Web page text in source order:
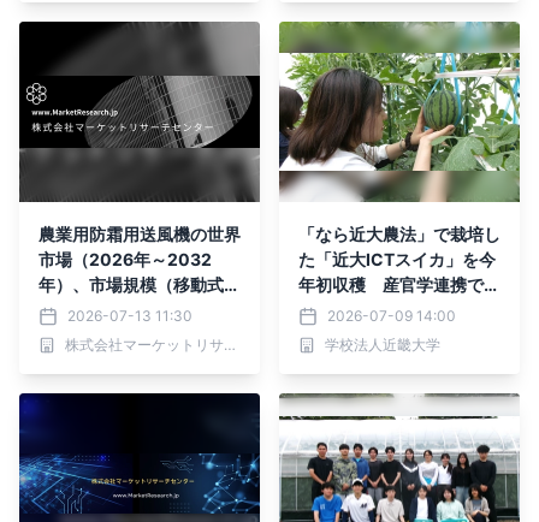
式防霜システム）・分析レ
ポートを発表
農業用防霜用送風機の世界
市場（2026年～2032
年）、市場規模（移動式、
据え置き式）・分析レポー
トを発表
2026-07-13 11:30
株式会社マーケットリサーチセンター
「なら近大農法」で栽培し
た「近大ICTスイカ」を今
年初収穫 産官学連携で高
品質なスイカ栽培を推進
2026-07-09 14:00
学校法人近畿大学